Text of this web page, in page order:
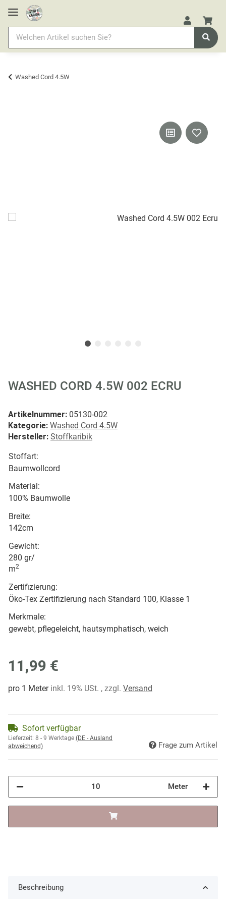
Washed Cord 4.5W
WASHED CORD 4.5W 002 ECRU
Artikelnummer: 05130-002
Kategorie: Washed Cord 4.5W
Hersteller: Stoffkaribik
Stoffart:
Baumwollcord
Material:
100% Baumwolle
Breite:
142cm
Gewicht:
280 gr/
m2
Zertifizierung:
Öko-Tex Zertifizierung nach Standard 100, Klasse 1
Merkmale:
gewebt, pflegeleicht, hautsymphatisch, weich
11,99 €
pro 1 Meter inkl. 19% USt. , zzgl. Versand
Sofort verfügbar
Lieferzeit: 8 - 9 Werktage (DE - Ausland
abweichend)
Frage zum Artikel
Meter
Beschreibung